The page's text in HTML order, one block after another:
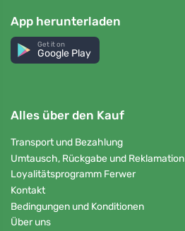
App herunterladen
Get it on
Google Play
Alles über den Kauf
Transport und Bezahlung
Umtausch, Rückgabe und Reklamation
Loyalitätsprogramm Ferwer
Kontakt
Bedingungen und Konditionen
Über uns